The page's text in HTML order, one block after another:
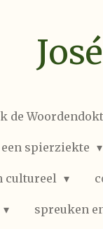
de
spierziekte
cultureel
spreuken